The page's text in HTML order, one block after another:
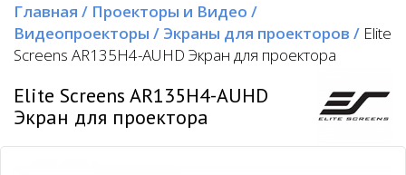
Главная / Проекторы и Видео /
Видеопроекторы / Экраны для проекторов / Elite
Screens AR135H4-AUHD Экран для проектора
Elite Screens AR135H4-AUHD
Экран для проектора